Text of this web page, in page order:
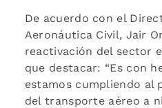
De acuerdo con el
Aeronáutica Civil, Jair
reactivación del sector
que destacar: “Es con
estamos cumpliendo al
del transporte aéreo a